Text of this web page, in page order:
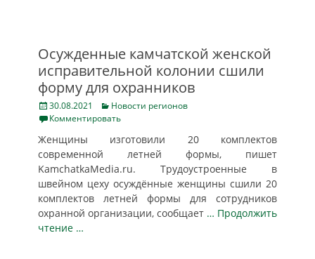
Осужденные камчатской женской
исправительной колонии сшили
форму для охранников
Posted
on
30.08.2021 Categories
Новости регионов
Комментировать
Женщины изготовили 20 комплектов
современной летней формы, пишет
KamchatkaMedia.ru. Трудоустроенные в
швейном цеху осуждённые женщины сшили 20
комплектов летней формы для сотрудников
охранной организации, сообщает … Продолжить
чтение …